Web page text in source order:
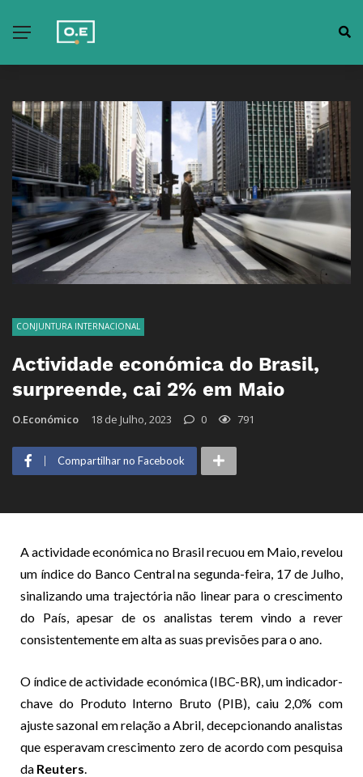
CONJUNTURA INTERNACIONAL
Actividade económica do Brasil,
surpreende, cai 2% em Maio
O.Económico 18 de Julho, 2023 0 791
Compartilhar no Facebook
A actividade económica no Brasil recuou em Maio, revelou
um índice do Banco Central na segunda-feira, 17 de Julho,
sinalizando uma trajectória não linear para o crescimento
do País, apesar de os analistas terem vindo a rever
consistentemente em alta as suas previsões para o ano.
O índice de actividade económica (IBC-BR), um indicador-
chave do Produto Interno Bruto (PIB), caiu 2,0% com
ajuste sazonal em relação a Abril, decepcionando analistas
que esperavam crescimento zero de acordo com pesquisa
da Reuters